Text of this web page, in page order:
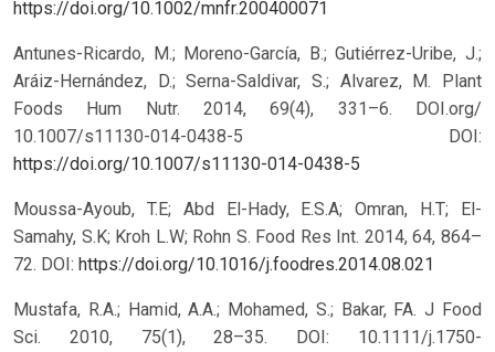
https://doi.org/10.1002/mnfr.200400071
Antunes-Ricardo, M.; Moreno-García, B.; Gutiérrez-Uribe, J.;
Aráiz-Hernández, D.; Serna-Saldivar, S.; Alvarez, M. Plant
Foods Hum Nutr. 2014, 69(4), 331–6. DOI.org/
10.1007/s11130-014-0438-5 DOI:
https://doi.org/10.1007/s11130-014-0438-5
Moussa-Ayoub, T.E; Abd El-Hady, E.S.A; Omran, H.T; El-
Samahy, S.K; Kroh L.W; Rohn S. Food Res Int. 2014, 64, 864–
72. DOI: https://doi.org/10.1016/j.foodres.2014.08.021
Mustafa, R.A.; Hamid, A.A.; Mohamed, S.; Bakar, FA. J Food
Sci. 2010, 75(1), 28–35. DOI: 10.1111/j.1750-